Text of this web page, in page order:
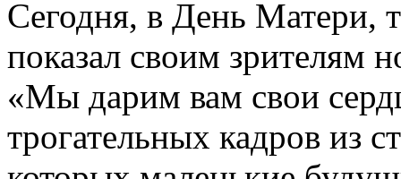
Сегодня, в День Матери,
показал своим зрителям
«Мы дарим вам свои
трогательных кадров из